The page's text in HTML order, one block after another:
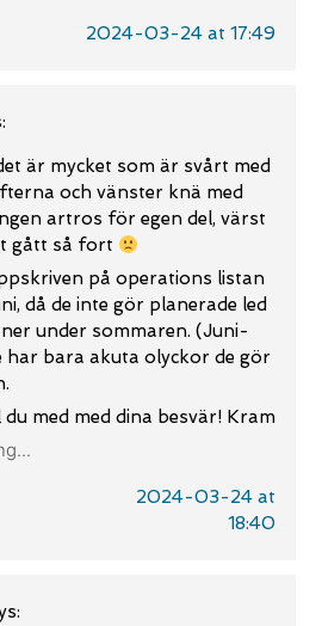
2024-03-24 at 17:49
är mycket som är svårt med
och vänster knä med
artros för egen del, värst
gått så fort
på operations listan
då de inte gör planerade led
under sommaren. (Juni-
har bara akuta olyckor de gör
du med med dina besvär! Kram
2024-03-24 at
18:40